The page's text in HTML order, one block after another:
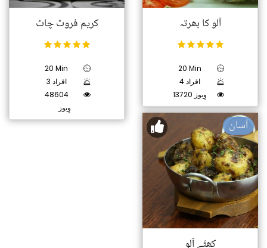
کریم فروٹ چاٹ
20 Min
3 افراد
48604
وِیوز
آلو کا بھرتہ
20 Min
4 افراد
13720 وِیوز
آسان
کھٹّے آلو